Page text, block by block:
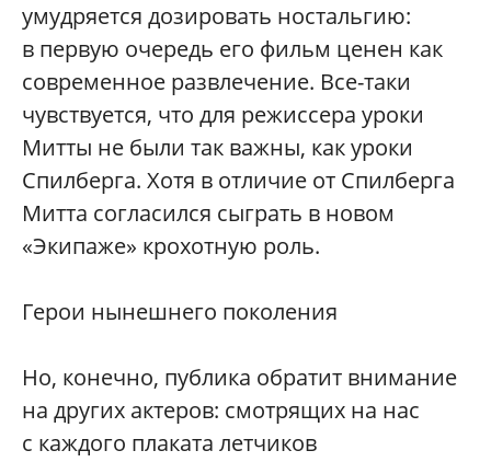
умудряется дозировать ностальгию:
в первую очередь его фильм ценен как
современное развлечение. Все-таки
чувствуется, что для режиссера уроки
Митты не были так важны, как уроки
Спилберга. Хотя в отличие от Спилберга
Митта согласился сыграть в новом
«Экипаже» крохотную роль.
Герои нынешнего поколения
Но, конечно, публика обратит внимание
на других актеров: смотрящих на нас
с каждого плаката летчиков